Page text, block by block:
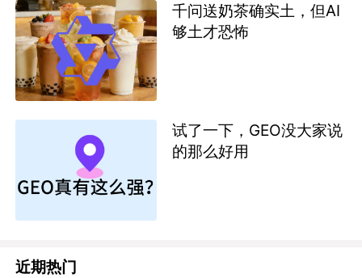
千问送奶茶确实土，但AI
够土才恐怖
试了一下，GEO没大家说
的那么好用
近期热门